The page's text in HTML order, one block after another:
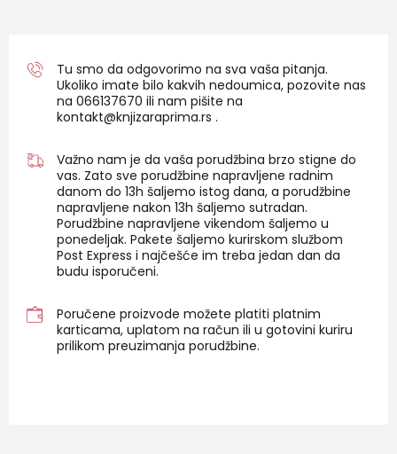
Tu smo da odgovorimo na sva vaša pitanja.
Ukoliko imate bilo kakvih nedoumica, pozovite nas
na 066137670 ili nam pišite na
kontakt@knjizaraprima.rs .
Važno nam je da vaša porudžbina brzo stigne do
vas. Zato sve porudžbine napravljene radnim
danom do 13h šaljemo istog dana, a porudžbine
napravljene nakon 13h šaljemo sutradan.
Porudžbine napravljene vikendom šaljemo u
ponedeljak. Pakete šaljemo kurirskom službom
Post Express i najčešće im treba jedan dan da
budu isporučeni.
Poručene proizvode možete platiti platnim
karticama, uplatom na račun ili u gotovini kuriru
prilikom preuzimanja porudžbine.